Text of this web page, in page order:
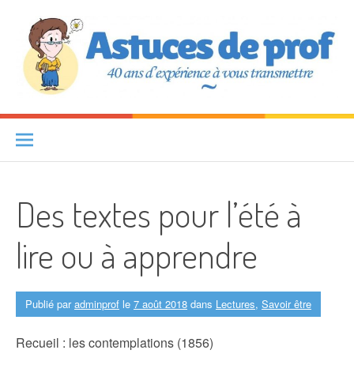
Astuces de prof
Des textes pour l’été à
lire ou à apprendre
Publié paradminprof le 7 août 2018 dans Lectures, Savoir être
Recueil : les contemplations (1856)